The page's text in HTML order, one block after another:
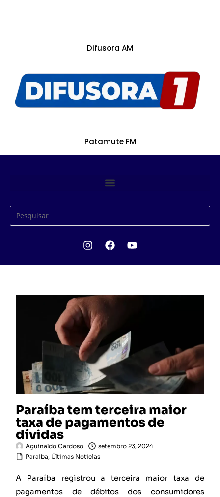
Difusora AM
Patamute FM
Paraíba tem terceira maior
taxa de pagamentos de
dívidas
Aguinaldo Cardoso
setembro 23, 2024
Paraíba, Últimas Noticias
A Paraíba registrou a terceira maior taxa de
pagamentos de débitos dos consumidores